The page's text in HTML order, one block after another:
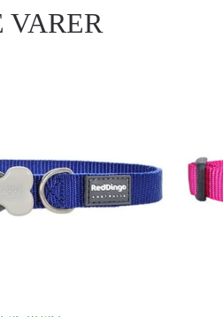
VARER
se priser